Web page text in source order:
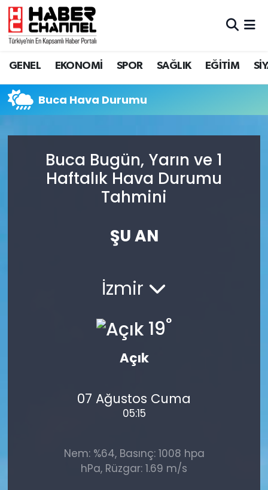
GENEL EKONOMİ SPOR SAĞLIK EĞİTİM
Buca Hava Durumu
Buca Bugün, Yarın ve 1
Haftalık Hava Durumu
Tahmini
ŞU AN
İzmir
19°
Açık
07 Ağustos Cuma
05:15
Nem: %64, Basınç: 1008 hpa
hPa, Rüzgar: 1.69 m/s
GENEL
SPOR
SAĞLIK
EĞİTİM
Nöbetçi Eczaneler
Trafik Durumu
Süper Lig Puan Durumu ve Fikstür
Tüm Manşetler
Son Dakika Haberleri